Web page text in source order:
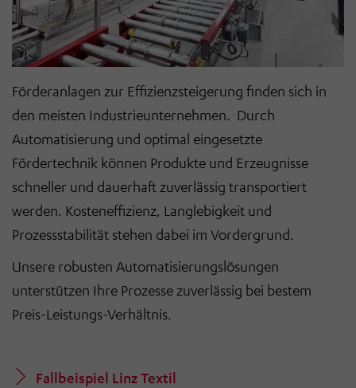
Förderanlagen zur Effizienzsteigerung finden sich in
den meisten Industrieunternehmen. Durch
Automatisierung und optimal eingesetzte
Fördertechnik können Produkte und Erzeugnisse
schneller und dauerhaft zuverlässig transportiert
werden. Kosteneffizienz, Langlebigkeit und
Prozessstabilität stehen dabei im Vordergrund.
Unsere robusten Automatisierungslösungen
unterstützen Ihre Prozesse zuverlässig bei bestem
Preis-Leistungs-Verhältnis.
Fallbeispiel Linz Textil